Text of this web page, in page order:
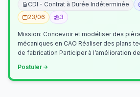
CDI - Contrat à Durée Indéterminée
23/06
3
Mission: Concevoir et modéliser des
mécaniques en CAO Réaliser des plans
de fabrication Participer à l’amélioration
Postuler